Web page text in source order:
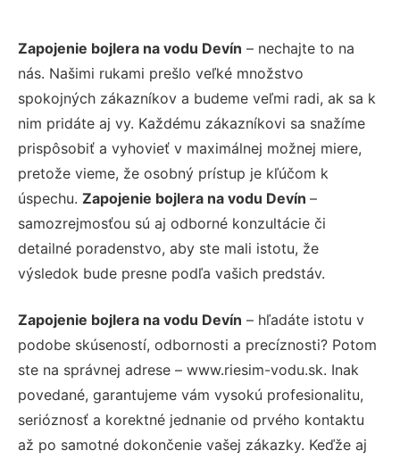
Zapojenie bojlera na vodu Devín – nechajte to na
nás. Našimi rukami prešlo veľké množstvo
spokojných zákazníkov a budeme veľmi radi, ak sa k
nim pridáte aj vy. Každému zákazníkovi sa snažíme
prispôsobiť a vyhovieť v maximálnej možnej miere,
pretože vieme, že osobný prístup je kľúčom k
úspechu. Zapojenie bojlera na vodu Devín –
samozrejmosťou sú aj odborné konzultácie či
detailné poradenstvo, aby ste mali istotu, že
výsledok bude presne podľa vašich predstáv.
Zapojenie bojlera na vodu Devín – hľadáte istotu v
podobe skúseností, odbornosti a precíznosti? Potom
ste na správnej adrese – www.riesim-vodu.sk. Inak
povedané, garantujeme vám vysokú profesionalitu,
serióznosť a korektné jednanie od prvého kontaktu
až po samotné dokončenie vašej zákazky. Keďže aj